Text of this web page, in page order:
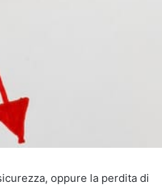
oppure la perdita di